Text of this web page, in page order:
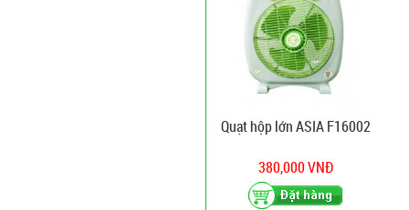
Quạt hộp lớn ASIA F16002
380,000 VNĐ